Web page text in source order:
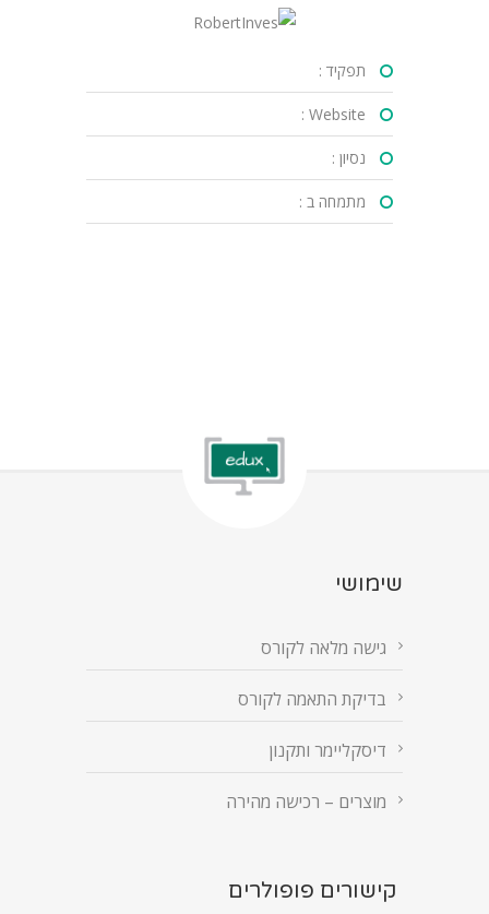
תפקיד :
Website :
נסיון :
מתמחה ב :
שימושי
גישה מלאה לקורס
בדיקת התאמה לקורס
דיסקליימר ותקנון
מוצרים – רכישה מהירה
קישורים פופולרים